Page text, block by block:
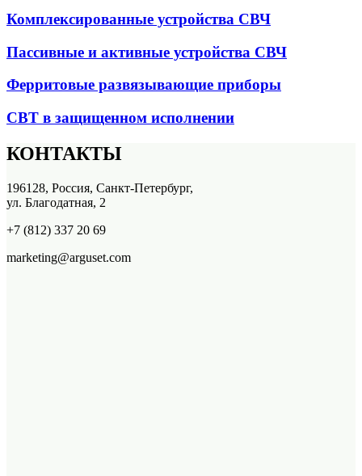
Комплексированные устройства СВЧ
Пассивные и активные устройства СВЧ
Ферритовые развязывающие приборы
СВТ в защищенном исполнении
КОНТАКТЫ
196128, Россия, Санкт-Петербург,
ул. Благодатная, 2
+7 (812) 337 20 69
marketing@arguset.com